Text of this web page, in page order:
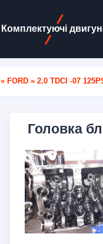
Комплектуючі
» FORD » 2.0 TDCI -07
Головка